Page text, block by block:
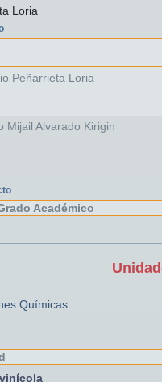
Loria
Peñarrieta Loria
Mijail Alvarado Kirigin
Académico
Químicas